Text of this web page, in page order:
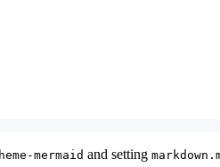
mermaid and setting